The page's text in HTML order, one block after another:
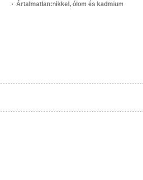
Ártalmatlan:nikkel, ólom és kadmium